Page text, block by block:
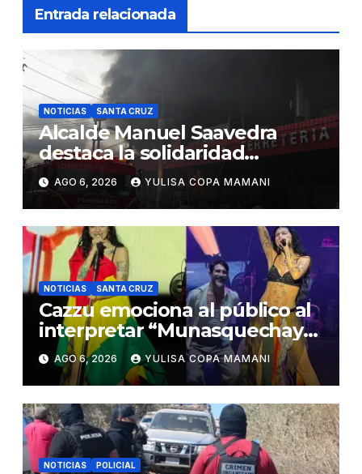
Entrada relacionada
NOTICIAS SANTA CRUZ
Alcalde Manuel Saavedra
destaca la solidaridad
durante la emergencia en
Barrio Lindo
AGO 6, 2026 YULISA COPA MAMANI
NOTICIAS SANTA CRUZ
Cazzu emociona al público al
interpretar “Munasquechay”
en su concierto en Santa Cruz
AGO 6, 2026 YULISA COPA MAMANI
NOTICIAS POLICIAL